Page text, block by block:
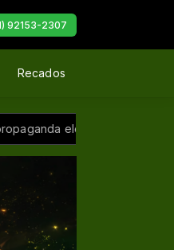
92153-2307
Recados
eleitoral gratuita